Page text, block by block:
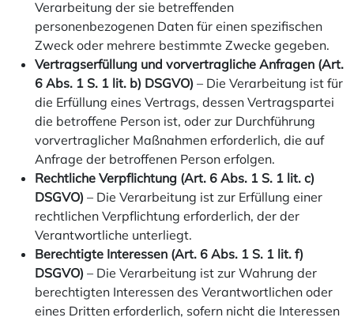
Verarbeitung der sie betreffenden
personenbezogenen Daten für einen spezifischen
Zweck oder mehrere bestimmte Zwecke gegeben.
Vertragserfüllung und vorvertragliche Anfragen (Art.
6 Abs. 1 S. 1 lit. b) DSGVO) – Die Verarbeitung ist für
die Erfüllung eines Vertrags, dessen Vertragspartei
die betroffene Person ist, oder zur Durchführung
vorvertraglicher Maßnahmen erforderlich, die auf
Anfrage der betroffenen Person erfolgen.
Rechtliche Verpflichtung (Art. 6 Abs. 1 S. 1 lit. c)
DSGVO) – Die Verarbeitung ist zur Erfüllung einer
rechtlichen Verpflichtung erforderlich, der der
Verantwortliche unterliegt.
Berechtigte Interessen (Art. 6 Abs. 1 S. 1 lit. f)
DSGVO) – Die Verarbeitung ist zur Wahrung der
berechtigten Interessen des Verantwortlichen oder
eines Dritten erforderlich, sofern nicht die Interessen